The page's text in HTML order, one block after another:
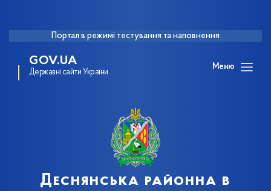
Портал в режимі тестування та наповнення
GOV.UA
Державні сайти України
Меню
Деснянська районна в